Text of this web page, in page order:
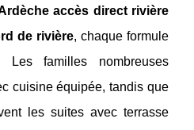
accès direct rivière
de rivière, chaque formule
Les familles nombreuses
cuisine équipée, tandis que
les suites avec terrasse